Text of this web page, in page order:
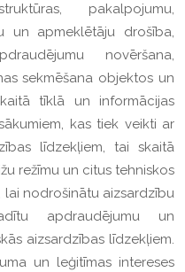
pakalpojumu,
un apmeklētāju drošība,
novēršana,
sekmēšana objektos un
tīklā un informācijas
kas tiek veikti ar
līdzekļiem, tai skaitā
režīmu un citus tehniskos
lai nodrošinātu aizsardzību
apdraudējumu un
aizsardzības līdzekļiem.
un leģitīmas intereses